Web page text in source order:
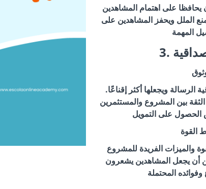
يحافظا على اهتمام المشاهدين
الملل ويحفز المشاهدين على
ويجعلها أكثر إقناعًا.
بين المشروع والمستثمرين
القوة
والميزات الفريدة للمشروع
أن يجعل المشاهدين يشعرون